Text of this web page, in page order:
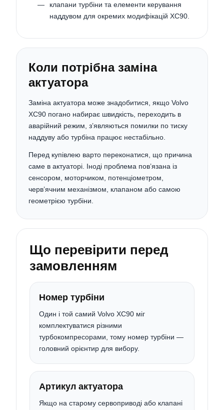
клапани турбіни та елементи керування
наддувом для окремих модифікацій XC90.
Коли потрібна заміна
актуатора
Заміна актуатора може знадобитися, якщо Volvo
XC90 погано набирає швидкість, переходить в
аварійний режим, з’являються помилки по тиску
наддуву або турбіна працює нестабільно.
Перед купівлею варто переконатися, що причина
саме в актуаторі. Іноді проблема пов’язана із
сенсором, моторчиком, потенціометром,
черв’ячним механізмом, клапаном або самою
геометрією турбіни.
Що перевірити перед
замовленням
Номер турбіни
Один і той самий Volvo XC90 міг
комплектуватися різними
турбокомпресорами, тому номер турбіни —
головний орієнтир для вибору.
Артикул актуатора
Якщо на старому сервоприводі або клапані